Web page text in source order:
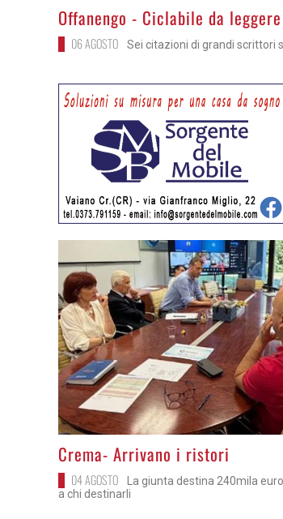
>
Offanengo - Ciclabile da leggere
06 AGOSTO Sei citazioni di grandi scrittori
>
Crema- Arrivano i ristori
04 AGOSTO
La giunta destina 240mila
a chi destinarli